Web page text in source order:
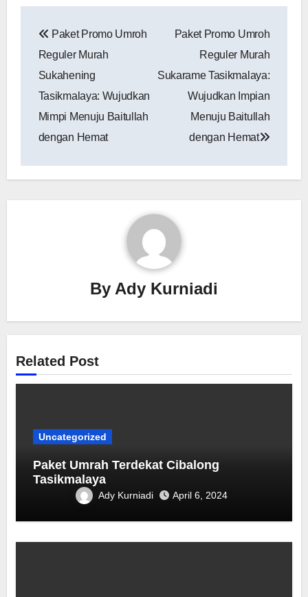
pos
Paket Promo Umroh
Reguler Murah
Sukahening
Tasikmalaya: Wujudkan
Mimpi Menuju Baitullah
dengan Hemat
Paket Promo Umroh
Reguler Murah
Sukarame Tasikmalaya:
Wujudkan Impian
Menuju Baitullah
dengan Hemat
By Ady Kurniadi
Related Post
Uncategorized
Paket Umrah Terdekat ‎Cibalong
Tasikmalaya
Ady Kurniadi April 6, 2024